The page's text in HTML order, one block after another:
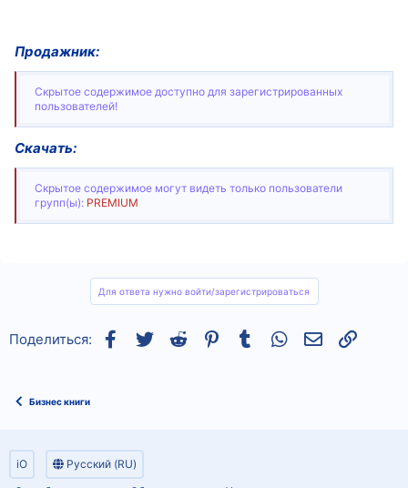
Продажник:
Скрытое содержимое доступно для зарегистрированных
пользователей!
Скачать:
Скрытое содержимое могут видеть только пользователи
групп(ы): PREMIUM
Для ответа нужно войти/зарегистрироваться
Поделиться: Facebook
TwitterReddit Pinterest
Tumblr WhatsAppСсылка
Бизнес книги
iO
Русский (RU)